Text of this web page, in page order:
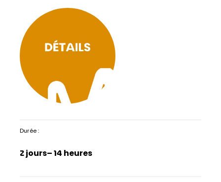
Durée :
2 jours– 14 heures